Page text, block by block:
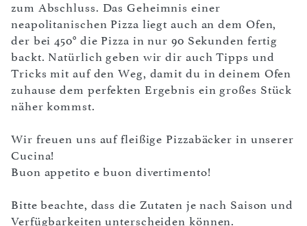
zum Abschluss. Das Geheimnis einer
neapolitanischen Pizza liegt auch an dem Ofen,
der bei 450° die Pizza in nur 90 Sekunden fertig
backt. Natürlich geben wir dir auch Tipps und
Tricks mit auf den Weg, damit du in deinem Ofen
zuhause dem perfekten Ergebnis ein großes Stück
näher kommst.
Wir freuen uns auf fleißige Pizzabäcker in unserer
Cucina!
Buon appetito e buon divertimento!
Bitte beachte, dass die Zutaten je nach Saison und
Verfügbarkeiten unterscheiden können.